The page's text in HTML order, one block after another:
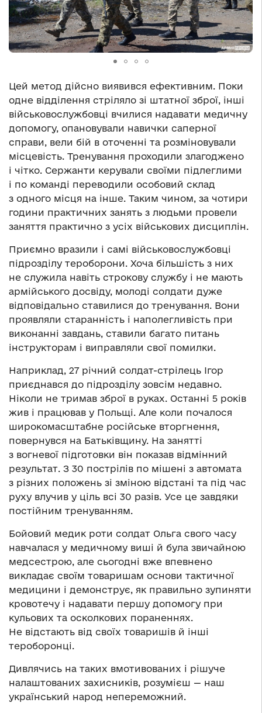
Цей метод дійсно виявився ефективним. Поки
одне відділення стріляло зі штатної зброї, інші
військовослужбовці вчилися надавати медичну
допомогу, опановували навички саперної
справи, вели бій в оточенні та розміновували
місцевість. Тренування проходили злагоджено
і чітко. Сержанти керували своїми підлеглими
і по команді переводили особовий склад
з одного місця на інше. Таким чином, за чотири
години практичних занять з людьми провели
заняття практично з усіх військових дисциплін.
Приємно вразили і самі військовослужбовці
підрозділу тероборони. Хоча більшість з них
не служила навіть строкову службу і не мають
армійського досвіду, молоді солдати дуже
відповідально ставилися до тренування. Вони
проявляли старанність і наполегливість при
виконанні завдань, ставили багато питань
інструкторам і виправляли свої помилки.
Наприклад, 27 річний солдат-стрілець Ігор
приєднався до підрозділу зовсім недавно.
Ніколи не тримав зброї в руках. Останні 5 років
жив і працював у Польщі. Але коли почалося
широкомасштабне російське вторгнення,
повернувся на Батьківщину. На занятті
з вогневої підготовки він показав відмінний
результат. З 30 пострілів по мішені з автомата
з різних положень зі зміною відстані та під час
руху влучив у ціль всі 30 разів. Усе це завдяки
постійним тренуванням.
Бойовий медик роти солдат Ольга свого часу
навчалася у медичному виші й була звичайною
медсестрою, але сьогодні вже впевнено
викладає своїм товаришам основи тактичної
медицини і демонструє, як правильно зупиняти
кровотечу і надавати першу допомогу при
кульових та осколкових пораненнях.
Не відстають від своїх товаришів й інші
тероборонці.
Дивлячись на таких вмотивованих і рішуче
налаштованих захисників, розумієш — наш
український народ непереможний.